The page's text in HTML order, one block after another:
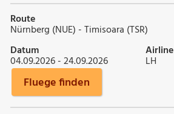
Route
Nürnberg (NUE) - Timisoara (TSR)
Datum
04.09.2026 - 24.09.2026
Airline
LH
Fluege finden